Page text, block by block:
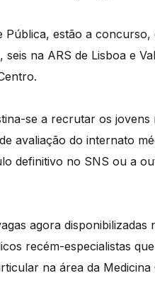
Pública, estão a
seis na ARS de Lisboa e
se a recrutar os
avaliação do internato
definitivo no SNS ou a
agora
recém-especialistas
na área da